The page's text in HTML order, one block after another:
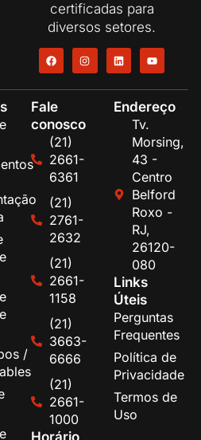
certificadas para
diversos setores.
/
Fale
conosco
(21)
2661-
6361
(21)
2761-
2632
(21)
2661-
1158
(21)
3663-
6666
(21)
2661-
1000
Horário
Endereço
Tv.
Morsing,
43 -
Centro
Belford
Roxo -
RJ,
26120-
080
Links
Úteis
Perguntas
Frequentes
Política de
Privacidade
Termos de
Uso